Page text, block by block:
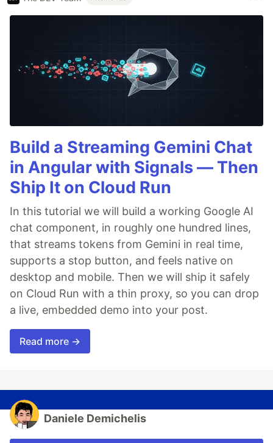
Build a Streaming Gemini Chat
in Angular with Signals — Then
Ship It on Cloud Run
In this tutorial we will build a working Google AI
chat component, in roughly one hundred lines,
that streams tokens from Gemini in real time,
supports a stop button, and feels native on
desktop and mobile. Then we will ship it safely
on Cloud Run with a thin proxy, so you can drop
a live, embedded demo into your post.
Read more →
Daniele Demichelis